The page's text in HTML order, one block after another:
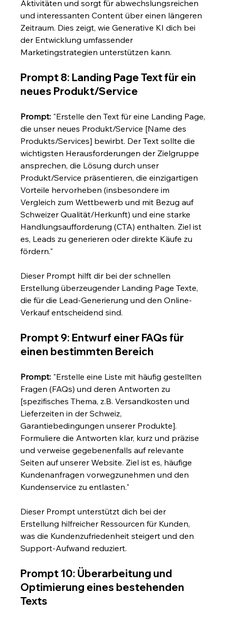
Aktivitäten und sorgt für abwechslungsreichen
und interessanten Content über einen längeren
Zeitraum. Dies zeigt, wie Generative KI dich bei
der Entwicklung umfassender
Marketingstrategien unterstützen kann.
Prompt 8: Landing Page Text für ein
neues Produkt/Service
Prompt: "Erstelle den Text für eine Landing Page,
die unser neues Produkt/Service [Name des
Produkts/Services] bewirbt. Der Text sollte die
wichtigsten Herausforderungen der Zielgruppe
ansprechen, die Lösung durch unser
Produkt/Service präsentieren, die einzigartigen
Vorteile hervorheben (insbesondere im
Vergleich zum Wettbewerb und mit Bezug auf
Schweizer Qualität/Herkunft) und eine starke
Handlungsaufforderung (CTA) enthalten. Ziel ist
es, Leads zu generieren oder direkte Käufe zu
fördern."
Dieser Prompt hilft dir bei der schnellen
Erstellung überzeugender Landing Page Texte,
die für die Lead-Generierung und den Online-
Verkauf entscheidend sind.
Prompt 9: Entwurf einer FAQs für
einen bestimmten Bereich
Prompt: "Erstelle eine Liste mit häufig gestellten
Fragen (FAQs) und deren Antworten zu
[spezifisches Thema, z.B. Versandkosten und
Lieferzeiten in der Schweiz,
Garantiebedingungen unserer Produkte].
Formuliere die Antworten klar, kurz und präzise
und verweise gegebenenfalls auf relevante
Seiten auf unserer Website. Ziel ist es, häufige
Kundenanfragen vorwegzunehmen und den
Kundenservice zu entlasten."
Dieser Prompt unterstützt dich bei der
Erstellung hilfreicher Ressourcen für Kunden,
was die Kundenzufriedenheit steigert und den
Support-Aufwand reduziert.
Prompt 10: Überarbeitung und
Optimierung eines bestehenden
Texts